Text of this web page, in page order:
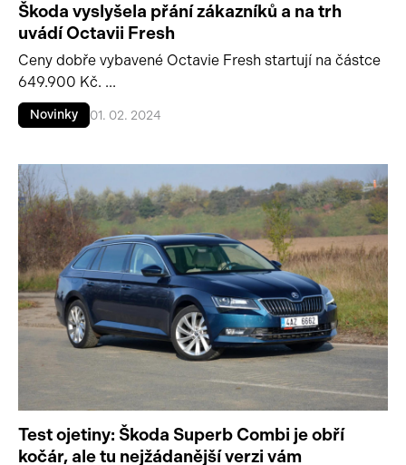
Škoda vyslyšela přání zákazníků a na trh
uvádí Octavii Fresh
Ceny dobře vybavené Octavie Fresh startují na částce
649.900 Kč. ...
Novinky 01. 02. 2024
Test ojetiny: Škoda Superb Combi je obří
kočár, ale tu nejžádanější verzi vám